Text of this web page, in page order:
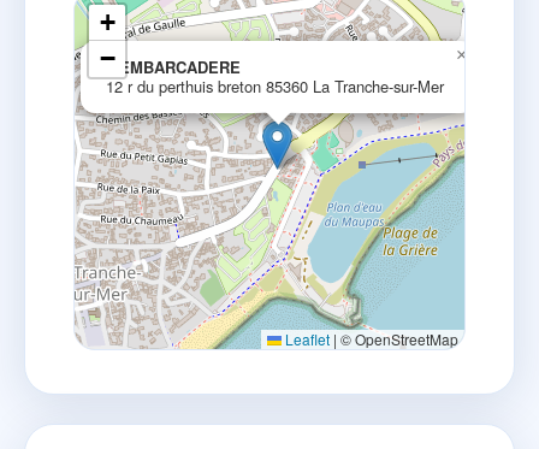
L'EMBARCADERE
12 r du perthuis breton 85360 La Tranche-sur-Mer
×
+
−
Leaflet | © OpenStreetMap